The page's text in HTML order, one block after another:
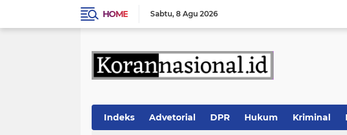
HOME Sabtu 8 Agu 2026
Indeks Advetorial DPR Hukum Kriminal